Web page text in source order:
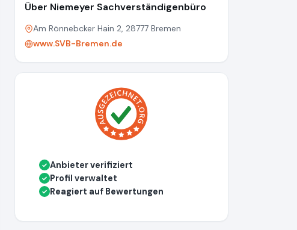
Über Niemeyer Sachverständigenbüro
Am Rönnebcker Hain 2, 28777 Bremen
www.SVB-Bremen.de
✓ Anbieter verifiziert
✓ Profil verwaltet
✓ Reagiert auf Bewertungen